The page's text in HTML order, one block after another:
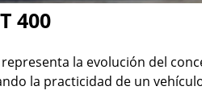
400
representa la evolución del
la practicidad de un